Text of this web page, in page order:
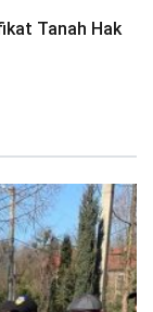
Tanah Hak